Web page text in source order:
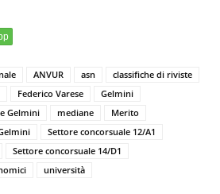
ANVUR asn
classifiche di riviste
Federico Varese
Gelmini
Gelmini mediane
Merito
Settore concorsuale 12/A1
Settore concorsuale 14/D1
università